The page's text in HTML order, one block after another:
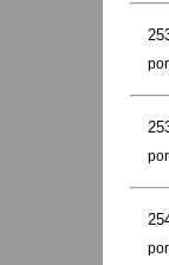
por
por
por